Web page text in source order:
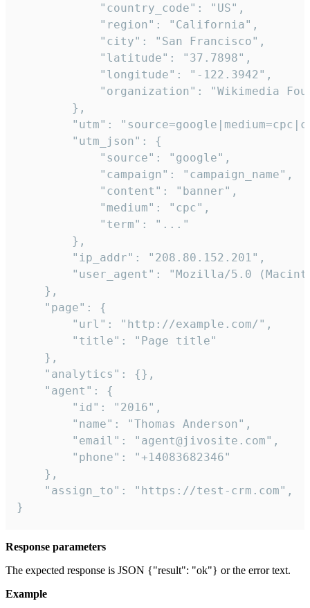
            "country_code": "US",
            "region": "California",
            "city": "San Francisco",
            "latitude": "37.7898",
            "longitude": "-122.3942",
"organization": "Wikimedia
        },
"utm":
        "utm_json": {
            "source": "google",
            "campaign": "campaign_name",
            "content": "banner",
            "medium": "cpc",
            "term": "..."
        },
        "ip_addr": "208.80.152.201",
"user_agent": "Mozilla/5.0
    },
    "page": {
        "url": "http://example.com/",
        "title": "Page title"
    },
    "analytics": {},
    "agent": {
        "id": "2016",
        "name": "Thomas Anderson",
        "email": "agent@jivosite.com",
        "phone": "+14083682346"
    },
    "assign_to": "https://test-crm.com",
}
Response parameters
The expected response is JSON {"result": "ok"} or the error text.
Example